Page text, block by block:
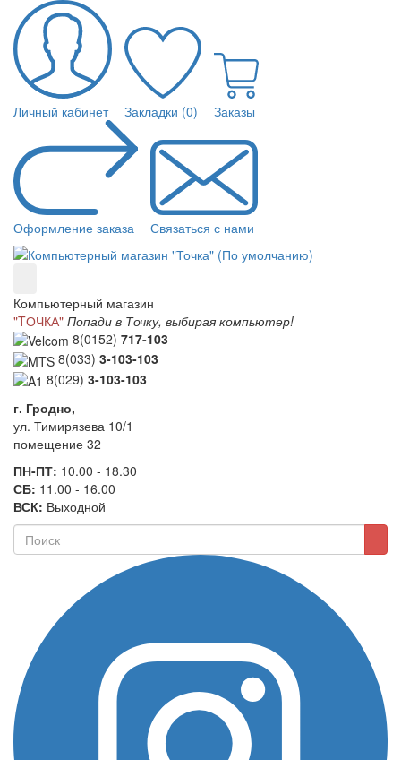
Личный кабинет Закладки (0) Заказы
Оформление заказа Связаться с нами
Компьютерный магазин
"TОЧКА" Попади в Точку, выбирая компьютер!
8(0152) 717-103
8(033) 3-103-103
8(029) 3-103-103
г. Гродно,
ул. Тимирязева 10/1
помещение 32
ПН-ПТ: 10.00 - 18.30
СБ: 11.00 - 16.00
ВСК: Выходной